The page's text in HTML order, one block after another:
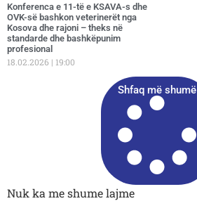
Konferenca e 11-të e KSAVA-s dhe
OVK-së bashkon veterinerët nga
Kosova dhe rajoni – theks në
standarde dhe bashkëpunim
profesional
18.02.2026 19:00
Shfaq më shumë
Nuk ka me shume lajme